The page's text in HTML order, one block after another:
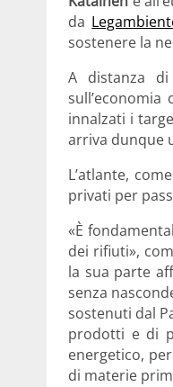
da
sostenere la
A distanza di
innalzati i
arriva dunque
L’atlante,
privati per
«È
dei rifiuti»,
la sua parte
senza
sostenuti dal
prodotti e di
energetico,
di materie